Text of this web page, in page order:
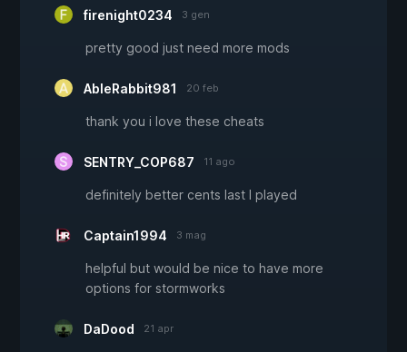
firenight0234 3 gen
pretty good just need more mods
AbleRabbit981 20 feb
thank you i love these cheats
SENTRY_COP687 11 ago
definitely better cents last I played
Captain1994 3 mag
helpful but would be nice to have more
options for stormworks
DaDood 21 apr